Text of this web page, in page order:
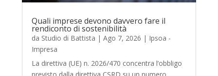
Quali imprese devono davvero fare il
rendiconto di sostenibilità
da Studio di Battista | Ago 7, 2026 | Ipsoa -
Impresa
La direttiva (UE) n. 2026/470 concentra l’obbligo
previsto dalla direttiva CSRD su un numero